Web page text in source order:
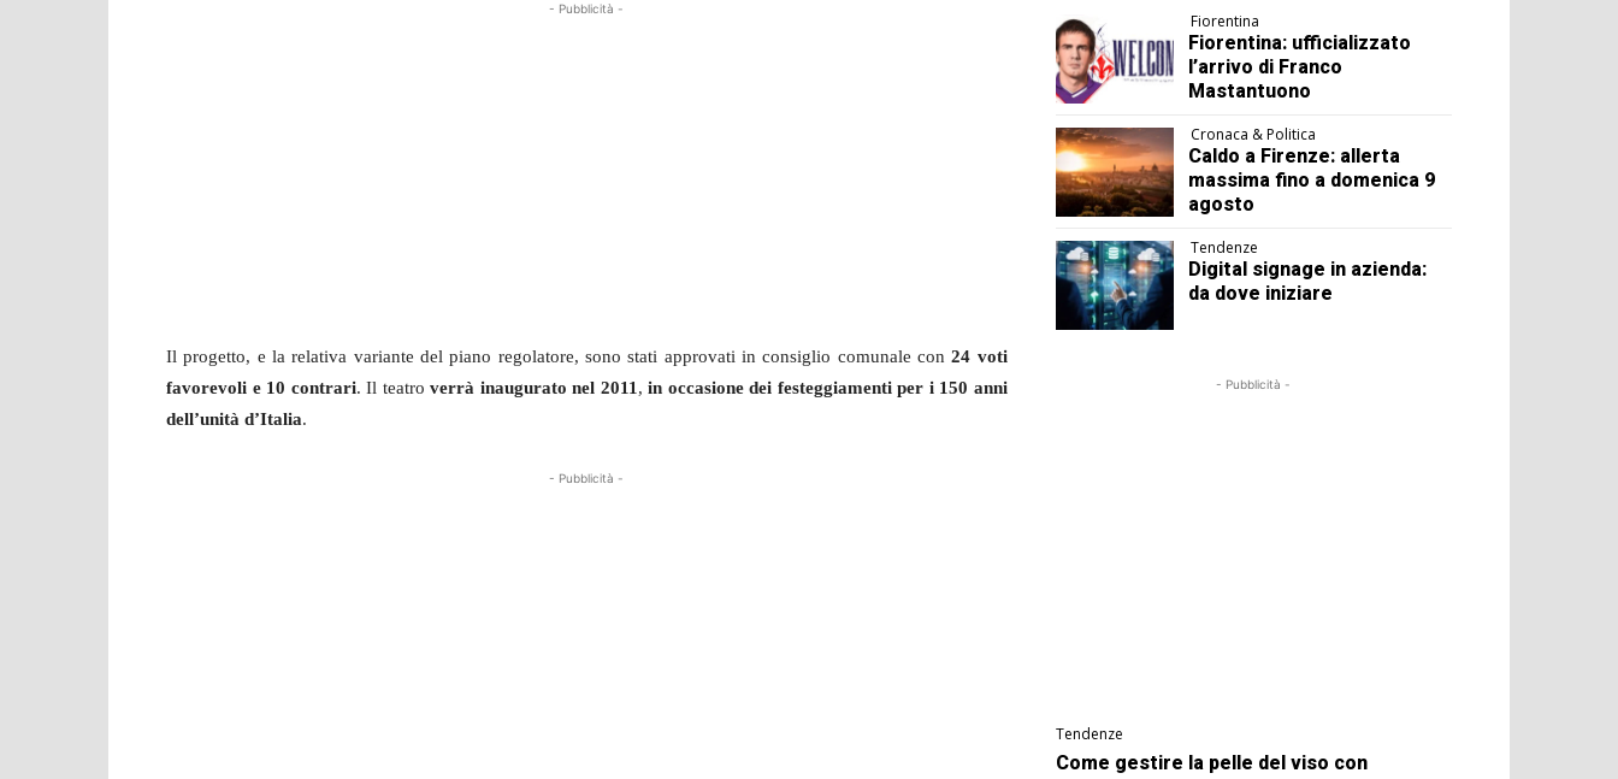
- Pubblicità -
Il progetto, e la relativa variante del piano regolatore, sono stati approvati in consiglio comunale con24 voti
favorevoli e 10 contrari. Il teatroverrà inaugurato nel 2011,in occasione dei festeggiamenti per i 150 anni
dell’unità d’Italia.
- Pubblicità -
Fiorentina
Fiorentina: ufficializzato
l’arrivo di Franco
Mastantuono
Cronaca & Politica
Caldo a Firenze: allerta
massima fino a domenica 9
agosto
Tendenze
Digital signage in azienda:
da dove iniziare
- Pubblicità -
Tendenze
Come gestire la pelle del viso con